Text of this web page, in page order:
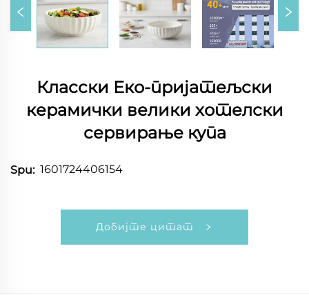
Класски Еко-пријатељски
керамички велики хотелски
сервирање купа
Spu: 1601724406154
Добијте цитат